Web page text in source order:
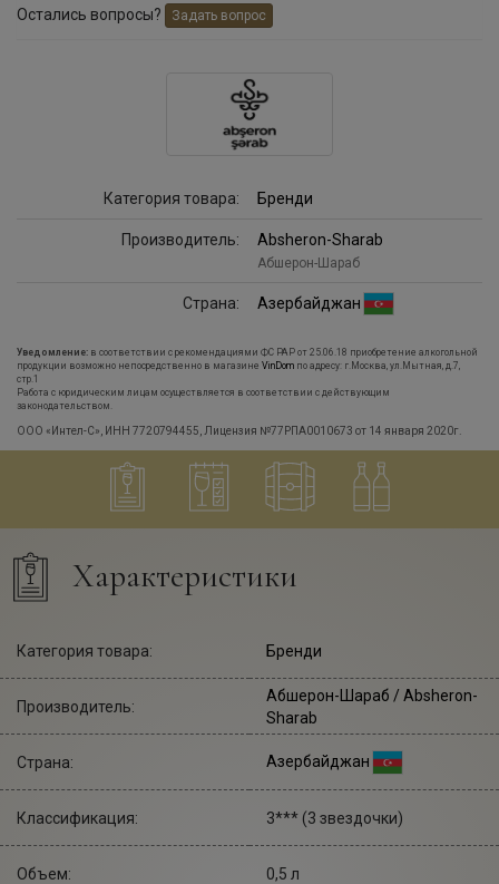
Остались вопросы? Задать вопрос
Категория товара: Бренди
Производитель: Absheron-Sharab
Абшерон-Шараб
Страна: Азербайджан
Уведомление: в соответствии с рекомендациями ФС РАР от 25.06.18 приобретение алкогольной
продукции возможно непосредственно в магазине VinDom по адресу: г.Москва, ул.Мытная, д.7,
стр.1
Работа с юридическим лицам осуществляется в соответствии с действующим
законодательством.
ООО «Интел-С», ИНН 7720794455, Лицензия №77РПА0010673 от 14 января 2020г.
Характеристики
Категория товара: Бренди
Производитель:
Абшерон-Шараб / Absheron-
Sharab
Страна: Азербайджан
Классификация: 3*** (3 звездочки)
Объем: 0,5 л